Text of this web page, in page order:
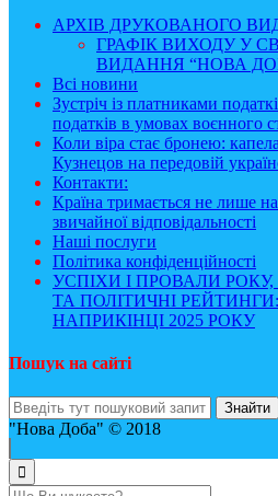
АРХІВ ДРУКОВАНОГО
ГРАФІК ВИХОДУ У
ВИДАННЯ “НОВА
Всі новини
Зустріч із платниками
податків в умовах воєнного
Коли віра стає бронею:
Кузнецов на передовій
Контакти:
Країна тримається не лише
звичайної відповідальності
Наші послуги
Політика конфіденційності
УСПІХИ І ПРОВАЛИ
ТА ПОЛІТИЧНІ
НАПРИКІНЦІ 2025 РОКУ
Пошук на сайті
"Нова Доба" © 2018